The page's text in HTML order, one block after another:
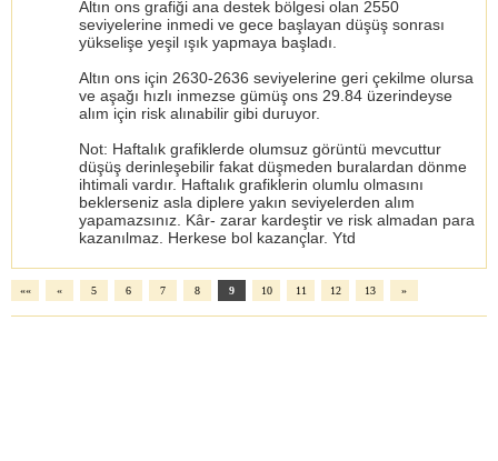
Altın ons grafiği ana destek bölgesi olan 2550
seviyelerine inmedi ve gece başlayan düşüş sonrası
yükselişe yeşil ışık yapmaya başladı.
Altın ons için 2630-2636 seviyelerine geri çekilme olursa
ve aşağı hızlı inmezse gümüş ons 29.84 üzerindeyse
alım için risk alınabilir gibi duruyor.
Not: Haftalık grafiklerde olumsuz görüntü mevcuttur
düşüş derinleşebilir fakat düşmeden buralardan dönme
ihtimali vardır. Haftalık grafiklerin olumlu olmasını
beklerseniz asla diplere yakın seviyelerden alım
yapamazsınız. Kâr- zarar kardeştir ve risk almadan para
kazanılmaz. Herkese bol kazançlar. Ytd
«« « 5 6 7 8 9 10 11 12 13 »